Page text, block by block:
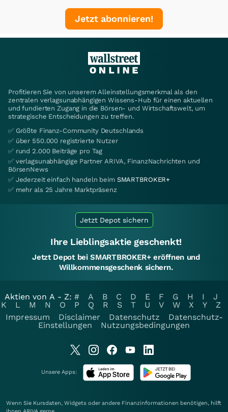
Jetzt abonnieren!
Profitieren Sie von unserem Alleinstellungsmerkmal als den
zentralen verlagsunabhängigen Wissens-Hub für einen aktuellen
und fundierten Zugang in die Börsen- und Wirtschaftswelt, um
strategische Entscheidungen zu treffen.
✅ Größte Finanz-Community Deutschlands
✅ über 550.000 registrierte Nutzer
✅ rund 2.000 Beiträge pro Tag
✅ verlagsunabhängige Partner ARIVA, FinanzNachrichten und
BörsenNews
✅ Jederzeit einfach handeln beim SMARTBROKER+
✅ mehr als 25 Jahre Marktpräsenz
Jetzt Depot sichern
Ihre Lieblingsaktie geschenkt!
Jetzt Depot bei SMARTBROKER+ eröffnen und
Willkommensgeschenk sichern.
Aktien von A - Z: # A B C D E F G H I
J
K
L M N O P Q R S T U V W X Y
Z
Impressum
Disclaimer Datenschutz
Datenschutz-
Einstellungen
Nutzungsbedingungen
Unsere Apps:
Wenn Sie Kursdaten, Widgets oder andere Finanzinformationen benötigen, hilft